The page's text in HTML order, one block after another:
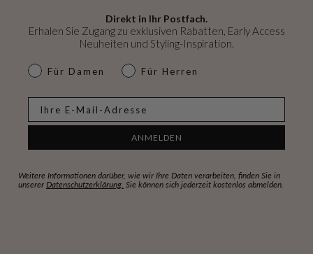
Direkt in Ihr Postfach.
Erhalen Sie Zugang zu exklusiven Rabatten, Early Access
Neuheiten und Styling-Inspiration.
dames & heren
Für Damen Für Herren
ANMELDEN
Weitere Informationen darüber, wie wir Ihre Daten verarbeiten, finden Sie in
unserer Datenschutzerklärung. Sie können sich jederzeit kostenlos abmelden.